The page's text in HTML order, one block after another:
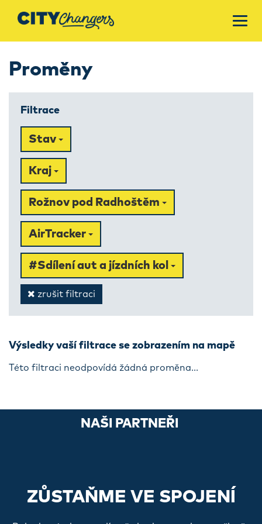
Proměny
Filtrace
Stav
Kraj
Rožnov pod Radhoštěm
AirTracker
#Sdílení aut a jízdních kol
zrušit filtraci
Výsledky vaší filtrace se zobrazením na mapě
Této filtraci neodpovídá žádná proměna...
NAŠI PARTNEŘI
ZŮSTAŇME VE SPOJENÍ